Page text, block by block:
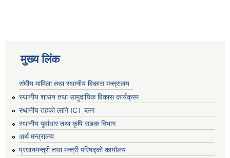
मुख्य लिंक
संघीय मामिला तथा स्थानीय विकास मन्त्रालय
स्थानीय शासन तथा सामुदायिक विकास कार्यक्रम
स्थानीय तहको लागि ICT ब्लग
स्थानीय पूर्वाधार तथा कृषि सडक विभाग
अर्थ मन्त्रालय
प्रधानमन्त्री तथा मन्त्री परिषद्काे कार्यालय